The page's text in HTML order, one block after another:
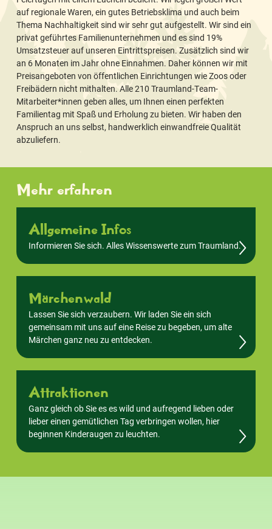
auf regionale Waren, ein gutes Betriebsklima und auch beim
Thema Nachhaltigkeit sind wir sehr gut aufgestellt. Wir sind ein
privat geführtes Familienunternehmen und es sind 19%
Umsatzsteuer auf unseren Eintrittspreisen. Zusätzlich sind wir
an 6 Monaten im Jahr ohne Einnahmen. Daher können wir mit
Preisangeboten von öffentlichen Einrichtungen wie Zoos oder
Freibädern nicht mithalten. Alle 210 Traumland-Team-
Mitarbeiter*innen geben alles, um Ihnen einen perfekten
Familientag mit Spaß und Erholung zu bieten. Wir haben den
Anspruch an uns selbst, handwerklich einwandfreie Qualität
abzuliefern.
Mehr erfahren
Allgemeine Infos
Informieren Sie sich. Alles Wissenswerte zum Traumland.
Märchenwald
Lassen Sie sich verzaubern. Wir laden Sie ein sich
gemeinsam mit uns auf eine Reise zu begeben, um alte
Märchen ganz neu zu entdecken.
Attraktionen
Ganz gleich ob Sie es es wild und aufregend lieben oder
lieber einen gemütlichen Tag verbringen wollen, hier
beginnen Kinderaugen zu leuchten.